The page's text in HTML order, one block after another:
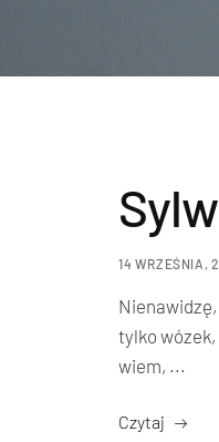
14 WRZEŚNIA,
tylko
wiem, ...
Czytaj